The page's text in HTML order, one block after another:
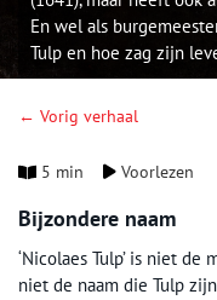
En wel als
Tulp en hoe zag zijn
← Vorig verhaal
5 min Voorlezen
Bijzondere naam
‘Nicolaes Tulp’ is niet de
niet de naam die Tulp